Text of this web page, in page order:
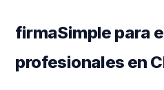
firmaSimple para
profesionales en